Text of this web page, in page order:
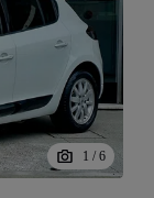
1 / 6